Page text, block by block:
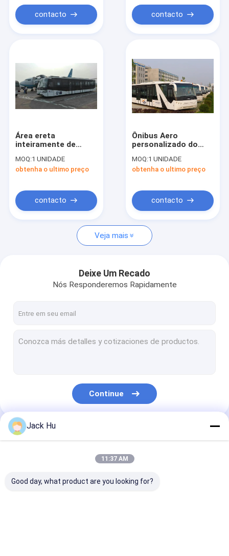
Sobre nós
Excursão da fábrica
Peça umas citações
Ônibus do avental do aeroporto
Escadas automotoras do passageiro
Aeroporto Ambulift
Caminhão de serviço de banheiro
Ônibus do passageiro do aeroporto
contacto contacto
Área ereta
inteiramente de
passageiros 24m2 do
ônibus 110 do
MOQ:1 UNIDADE
obtenha o ultimo preço
contacto
Ônibus Aero
personalizado do
do aeroporto do aço
de liga de 77
MOQ:1 UNIDADE
obtenha o ultimo preço
contacto
Veja mais
Deixe Um Recado
Nós Responderemos Rapidamente
Continue
Nossas Categorias
Jack Hu
11:37 AM
Good day, what product are you looking for?